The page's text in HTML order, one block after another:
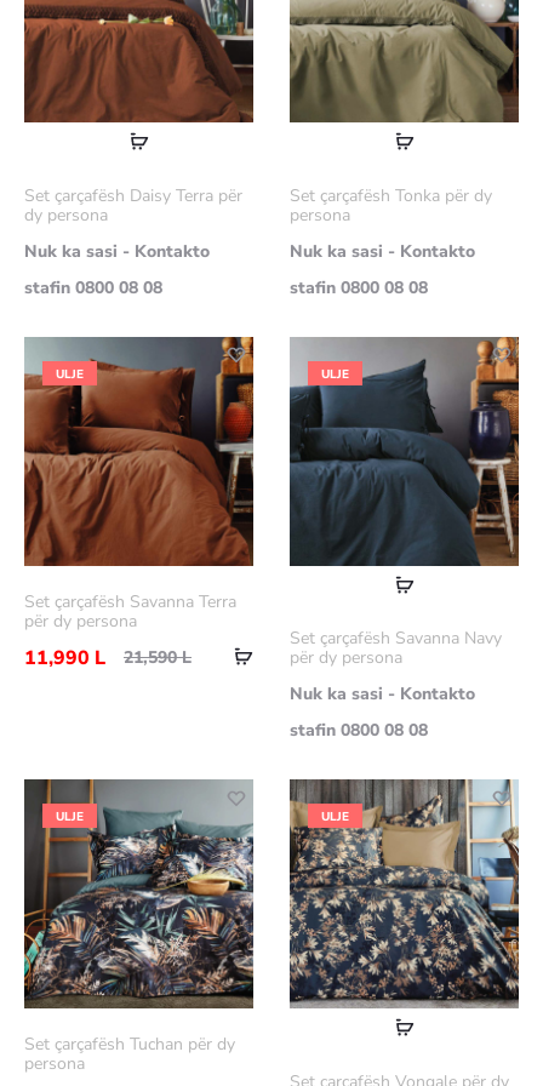
Lexoni
shumë
Set çarçafësh Daisy Terra për
dy persona
Nuk ka sasi - Kontakto
stafin 0800 08 08
Lexoni
shumë
Set çarçafësh Tonka për dy
persona
Nuk ka sasi - Kontakto
stafin 0800 08 08
ULJE
Shtoje
shportë
Set çarçafësh Savanna Terra
për dy persona
21,590L
11,990 L
ULJE
Lexoni
Set çarçafësh Savanna Navy
për dy persona
Nuk ka sasi - Kontakto
stafin 0800 08 08
ULJE
Set çarçafësh Tuchan për dy
persona
ULJE
Lexoni